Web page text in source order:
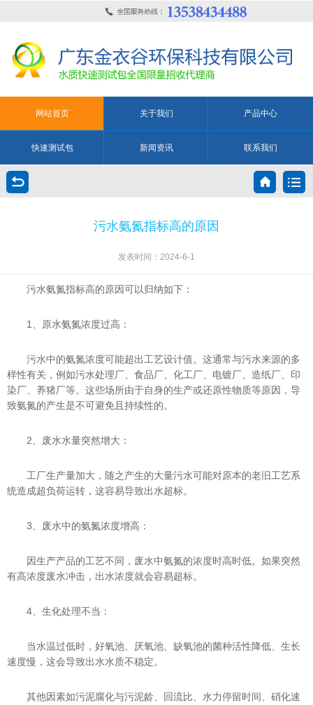
网站首页 关于我们 产品中心
快速测试包 新闻资讯 联系我们
污水氨氮指标高的原因
发表时间：2024-6-1
污水氨氮指标高的原因可以归纳如下：
1、原水氨氮浓度过高：
污水中的氨氮浓度可能超出工艺设计值。这通常与污水来源的多
样性有关，例如污水处理厂、食品厂、化工厂、电镀厂、造纸厂、印
染厂、养猪厂等。这些场所由于自身的生产或还原性物质等原因，导
致氨氮的产生是不可避免且持续性的。
2、废水水量突然增大：
工厂生产量加大，随之产生的大量污水可能对原本的老旧工艺系
统造成超负荷运转，这容易导致出水超标。
3、废水中的氨氮浓度增高：
因生产产品的工艺不同，废水中氨氮的浓度时高时低。如果突然
有高浓度废水冲击，出水浓度就会容易超标。
4、生化处理不当：
当水温过低时，好氧池、厌氧池、缺氧池的菌种活性降低、生长
速度慢，这会导致出水水质不稳定。
其他因素如污泥腐化与污泥龄、回流比、水力停留时间、硝化速